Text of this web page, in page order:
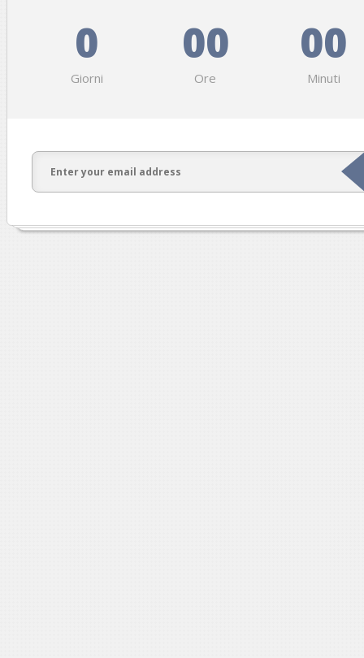
0
Giorni
00
Ore
00
Minuti